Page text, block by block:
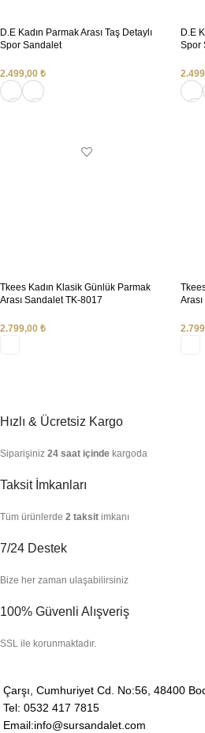
D.E Kadın Parmak Arası Taş Detaylı
Spor Sandalet
2.499,00 ₺
D.E
Spor
Tkees Kadın Klasik Günlük Parmak
Arası Sandalet TK-8017
2.799,00 ₺
Hızlı & Ücretsiz Kargo
Siparişiniz 24 saat içinde kargoda
Taksit İmkanları
Tüm ürünlerde 2 taksit imkanı
7/24 Destek
Bize her zaman ulaşabilirsiniz
100% Güvenli Alışveriş
SSL ile korunmaktadır.
Çarşı, Cumhuriyet Cd. No:56, 48400
Tel: 0532 417 7815
Email:info@sursandalet.com